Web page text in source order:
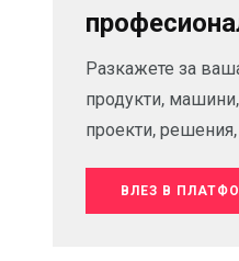
Разкажете за
продукти,
проекти, решения,
ВЛЕЗ В